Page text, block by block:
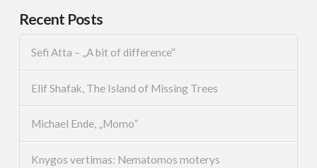
Recent Posts
Sefi Atta – „A bit of difference“
Elif Shafak, The Island of Missing Trees
Michael Ende, „Momo”
Knygos vertimas: Nematomos moterys